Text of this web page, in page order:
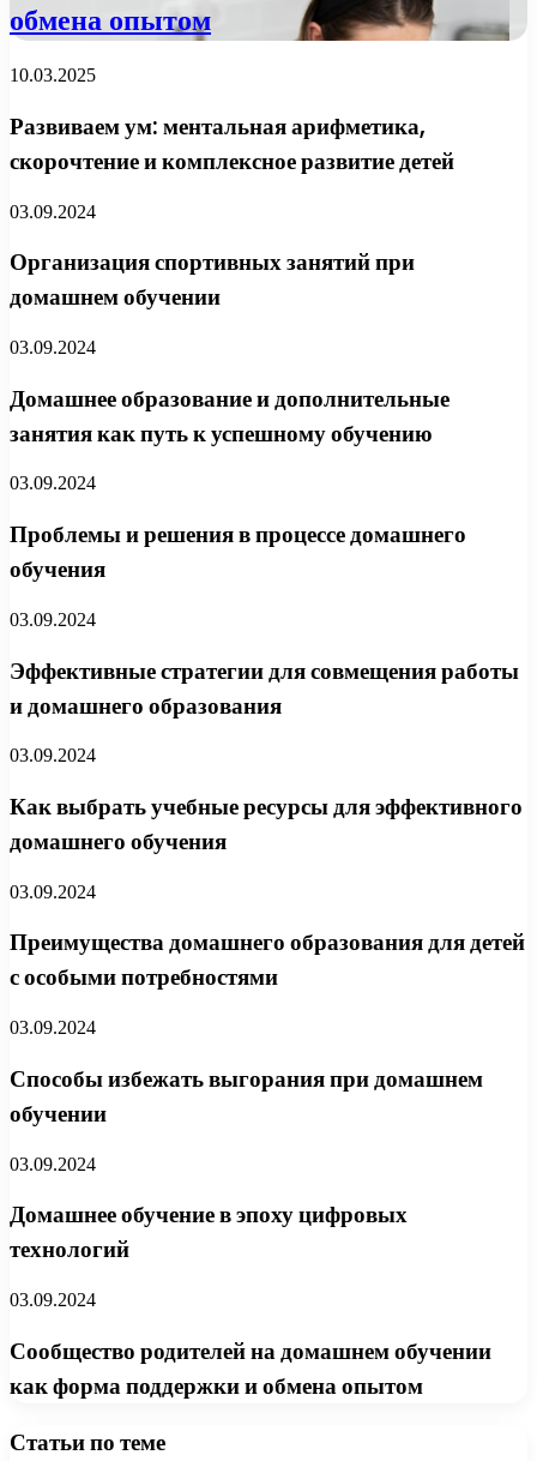
обмена опытом
10.03.2025
Развиваем ум: ментальная арифметика,
скорочтение и комплексное развитие детей
03.09.2024
Организация спортивных занятий при
домашнем обучении
03.09.2024
Домашнее образование и дополнительные
занятия как путь к успешному обучению
03.09.2024
Проблемы и решения в процессе домашнего
обучения
03.09.2024
Эффективные стратегии для совмещения работы
и домашнего образования
03.09.2024
Как выбрать учебные ресурсы для эффективного
домашнего обучения
03.09.2024
Преимущества домашнего образования для детей
с особыми потребностями
03.09.2024
Способы избежать выгорания при домашнем
обучении
03.09.2024
Домашнее обучение в эпоху цифровых
технологий
03.09.2024
Сообщество родителей на домашнем обучении
как форма поддержки и обмена опытом
Статьи по теме